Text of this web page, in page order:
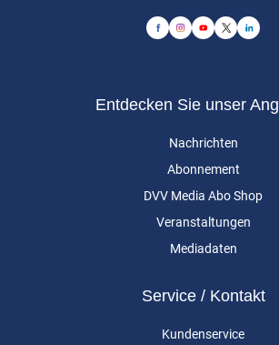
Entdecken Sie unser
Nachrichten
Abonnement
DVV Media Abo Shop
Veranstaltungen
Mediadaten
Service / Kontakt
Kundenservice